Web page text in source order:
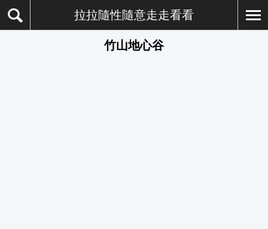
拉拉隨性隨意走走看看
竹山地心谷